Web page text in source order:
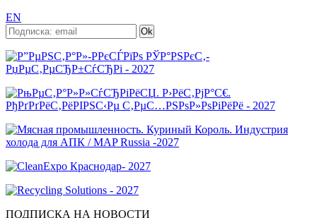
EN
ПОДПИСКА НА НОВОСТИ